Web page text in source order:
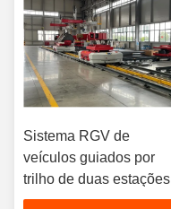
Sistema RGV de
veículos guiados por
trilho de duas estações